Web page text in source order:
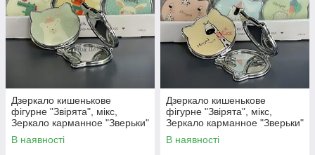
Дзеркало кишенькове
фігурне "Звірята", мікс,
Зеркало карманное "Зверьки"
2002-16
В наявності
Дзеркало кишенькове
фігурне "Звірята", мікс,
Зеркало карманное "Зверьки"
2002-15
В наявності